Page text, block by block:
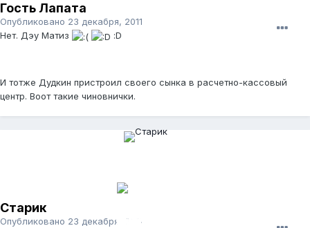
Гость Лапата
Опубликовано 23 декабря, 2011
Нет. Дэу Матиз
:D
И тотже Дудкин пристроил своего сынка в расчетно-кассовый
центр. Воот такие чиновнички.
Старик
Опубликовано 23 декабря, 2011